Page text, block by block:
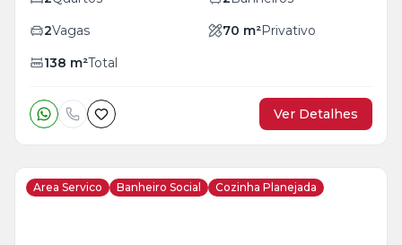
2Vagas 70 m²Privativo
138 m²Total
Ver Detalhes
Area Servico Banheiro Social Cozinha Planejada